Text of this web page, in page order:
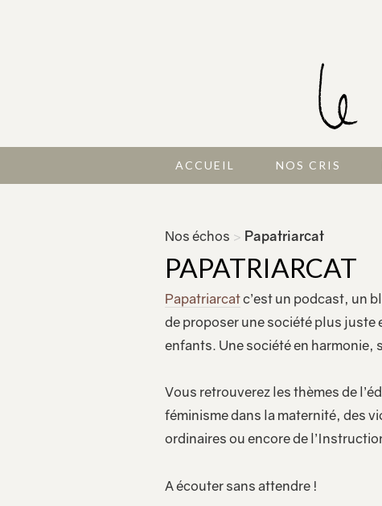
ACCUEIL NOS CRIS
Nos échos > Papatriarcat
PAPATRIARCAT
Papatriarcatc’est un podcast, un
de proposer une société plus juste
enfants. Une société en harmonie,
Vous retrouverez les thèmes de
féminisme dans la maternité, des
ordinaires ou encore de
A écouter sans attendre !